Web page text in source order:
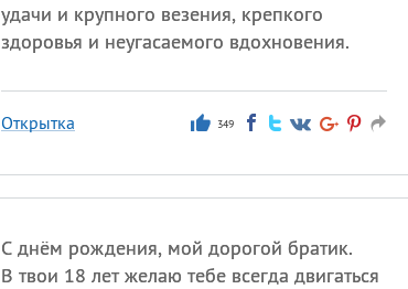
удачи и крупного везения, крепкого
здоровья и неугасаемого вдохновения.
Открытка 349
С днём рождения, мой дорогой братик.
В твои 18 лет желаю тебе всегда двигаться